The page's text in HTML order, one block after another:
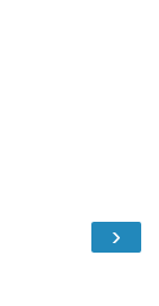
›